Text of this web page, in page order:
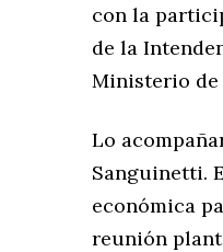
con la
de la
Ministerio de
Lo
Sanguinetti.
económica
reunión